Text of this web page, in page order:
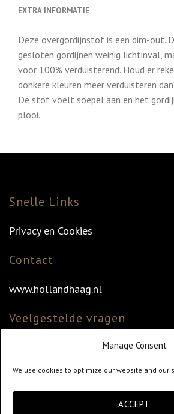
Manage Consent
We use cookies to optimize our website and our
ACCEPT
EXTRA INFORMATIE
Deze overgordijnstof is een dim-out.
gesloten gordijnen weinig lichtinval,
voor 100% verduisterend. Houd er
donkere kleuren meer verduisteren
De stof voelt soepel aan en het
plooi.
Snelle Links
Privacy en Cookies
Contact
www.hollandhaag.nl
Veelgestelde vragen
Veelgestelde vragen
Klantenservice